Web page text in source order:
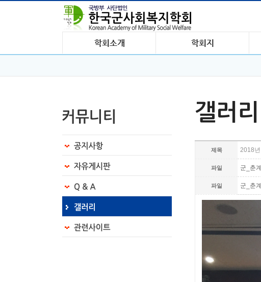
갤러리
제목 2018
파일 군_춘
파일 군_춘